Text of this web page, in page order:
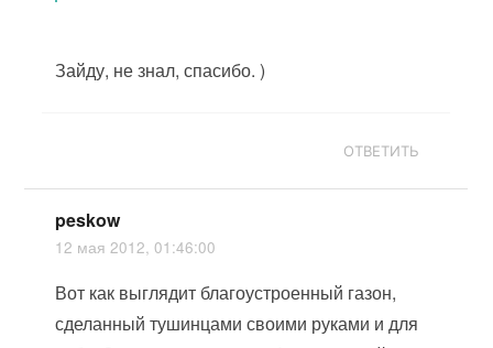
Зайду, не знал, спасибо. )
ОТВЕТИТЬ
peskow
12 мая 2012, 01:46:00
Вот как выглядит благоустроенный газон,
сделанный тушинцами своими руками и для